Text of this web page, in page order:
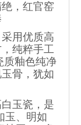
，红官窑
用优质高
纯粹手工
质釉色纯净
骨，犹如
玉瓷，是
玉、明如